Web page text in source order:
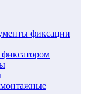
фиксации